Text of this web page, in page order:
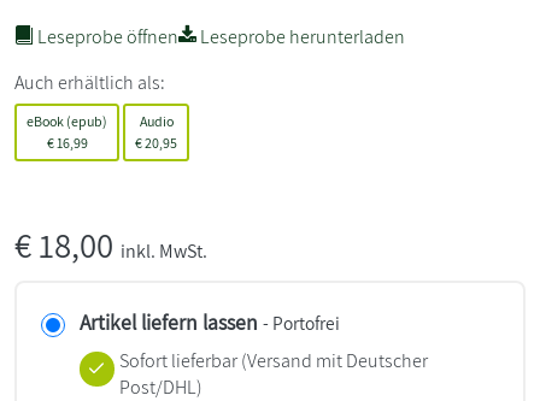
Leseprobe öffnen
Leseprobe herunterladen
Auch erhältlich als:
eBook (epub)
€16,99
Audio
€20,95
€18,00 inkl. MwSt.
Artikel liefern lassen - Portofrei
Sofort lieferbar(Versand mit Deutscher
Post/DHL)